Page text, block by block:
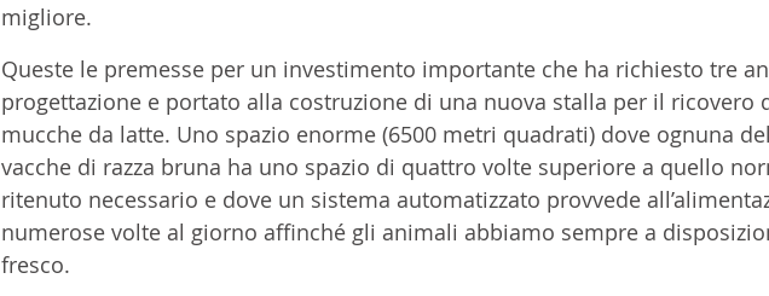
migliore.
Queste le premesse per un investimento importante che ha richiesto tre
progettazione e portato alla costruzione di una nuova stalla per il ricovero
mucche da latte. Uno spazio enorme (6500 metri quadrati) dove ognuna
vacche di razza bruna ha uno spazio di quattro volte superiore a quello
ritenuto necessario e dove un sistema automatizzato provvede
numerose volte al giorno affinché gli animali abbiamo sempre a
fresco.